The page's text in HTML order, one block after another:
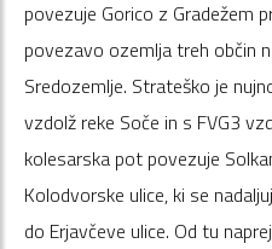
povezuje Gorico z Gradežem
povezavo ozemlja treh občin
Sredozemlje. Strateško je
vzdolž reke Soče in s FVG3
kolesarska pot povezuje
Kolodvorske ulice, ki se
do Erjavčeve ulice. Od tu